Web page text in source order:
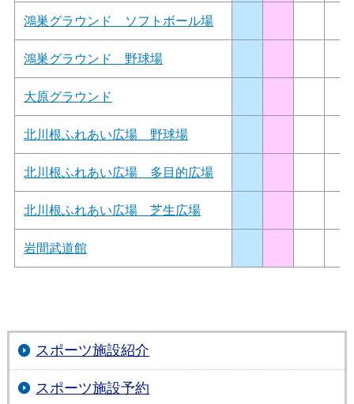
鴻巣グラウンド ソフトボール場
鴻巣グラウンド 野球場
大原グラウンド
北川根ふれあい広場 野球場
北川根ふれあい広場 多目的広場
北川根ふれあい広場 芝生広場
岩間武道館
スポーツ施設紹介
スポーツ施設予約